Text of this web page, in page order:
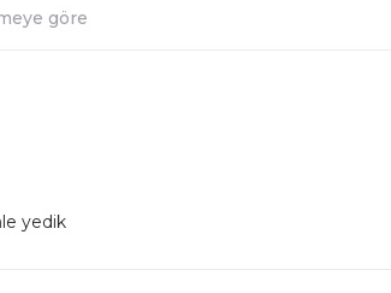
göre
yedik